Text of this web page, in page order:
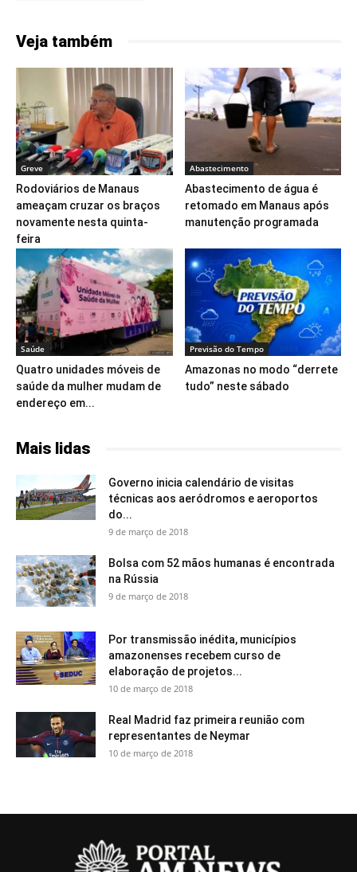
Veja também
Greve
Rodoviários de Manaus
ameaçam cruzar os braços
novamente nesta quinta-
feira
Abastecimento
Abastecimento de água é
retomado em Manaus após
manutenção programada
Saúde
Quatro unidades móveis de
saúde da mulher mudam de
endereço em...
Previsão do Tempo
Amazonas no modo “derrete
tudo” neste sábado
Mais lidas
Governo inicia calendário de visitas
técnicas aos aeródromos e aeroportos
do...
9 de março de 2018
Bolsa com 52 mãos humanas é encontrada
na Rússia
9 de março de 2018
Por transmissão inédita, municípios
amazonenses recebem curso de
elaboração de projetos...
10 de março de 2018
Real Madrid faz primeira reunião com
representantes de Neymar
10 de março de 2018